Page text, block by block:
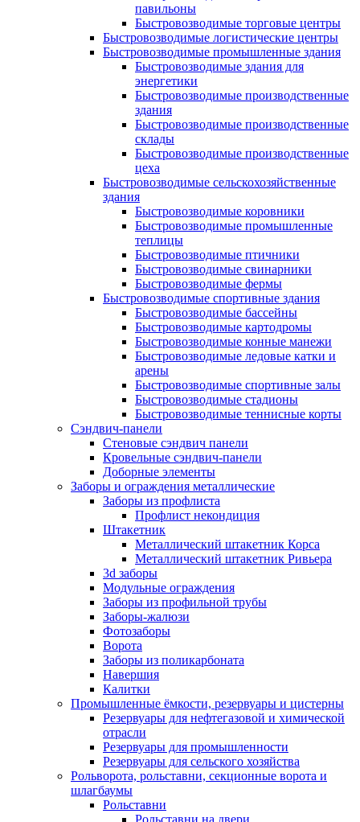
павильоны
Быстровозводимые торговые центры
Быстровозводимые логистические центры
Быстровозводимые промышленные здания
Быстровозводимые здания для
энергетики
Быстровозводимые производственные
здания
Быстровозводимые производственные
склады
Быстровозводимые производственные
цеха
Быстровозводимые сельскохозяйственные
здания
Быстровозводимые коровники
Быстровозводимые промышленные
теплицы
Быстровозводимые птичники
Быстровозводимые свинарники
Быстровозводимые фермы
Быстровозводимые спортивные здания
Быстровозводимые бассейны
Быстровозводимые картодромы
Быстровозводимые конные манежи
Быстровозводимые ледовые катки и
арены
Быстровозводимые спортивные залы
Быстровозводимые стадионы
Быстровозводимые теннисные корты
Сэндвич-панели
Стеновые сэндвич панели
Кровельные сэндвич-панели
Доборные элементы
Заборы и ограждения металлические
Заборы из профлиста
Профлист некондиция
Штакетник
Металлический штакетник Корса
Металлический штакетник Ривьера
3d заборы
Модульные ограждения
Заборы из профильной трубы
Заборы-жалюзи
Фотозаборы
Ворота
Заборы из поликарбоната
Навершия
Калитки
Промышленные ёмкости, резервуары и цистерны
Резервуары для нефтегазовой и химической
отрасли
Резервуары для промышленности
Резервуары для сельского хозяйства
Рольворота, рольставни, секционные ворота и
шлагбаумы
Рольставни
Рольставни на двери